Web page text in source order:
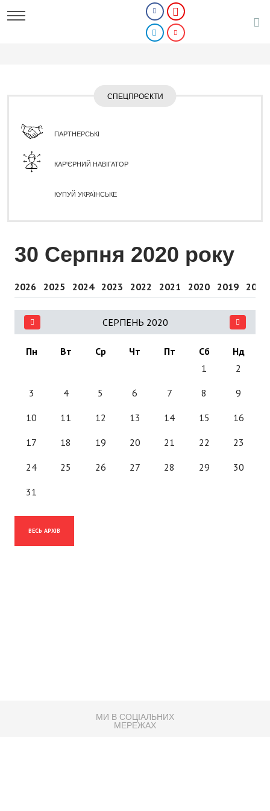
СПЕЦПРОЄКТИ
ПАРТНЕРСЬКІ
КАР'ЄРНИЙ НАВІГАТОР
КУПУЙ УКРАЇНСЬКЕ
30 Серпня 2020 року
2026 2025 2024 2023 2022 2021 2020 2019 2018
СЕРПЕНЬ 2020
Пн Вт Ср Чт Пт Сб
Нд
1
2
3 4 5 6 7 8 9
10 11 12 13 14 15 16
17 18 19 20 21 22 23
24 25 26 27 28 29 30
31
ВЕСЬ АРХІВ
МИ В СОЦІАЛЬНИХ
МЕРЕЖАХ